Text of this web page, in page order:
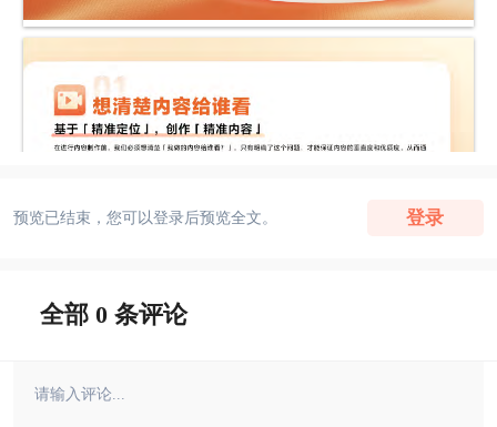
预览已结束，您可以登录后预览全文。 登录
全部 0 条评论